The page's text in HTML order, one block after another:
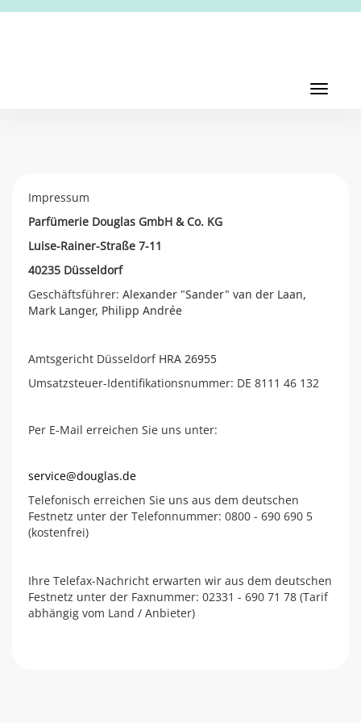
Toggle
Impressum
Parfümerie Douglas GmbH & Co. KG
Luise-Rainer-Straße 7-11
40235 Düsseldorf
Geschäftsführer: Alexander "Sander" van der Laan,
Mark Langer, Philipp Andrée
Amtsgericht Düsseldorf HRA 26955
Umsatzsteuer-Identifikationsnummer: DE 8111 46 132
Per E-Mail erreichen Sie uns unter:
service@douglas.de
Telefonisch erreichen Sie uns aus dem deutschen
Festnetz unter der Telefonnummer: 0800 - 690 690 5
(kostenfrei)
Ihre Telefax-Nachricht erwarten wir aus dem deutschen
Festnetz unter der Faxnummer: 02331 - 690 71 78 (Tarif
abhängig vom Land / Anbieter)